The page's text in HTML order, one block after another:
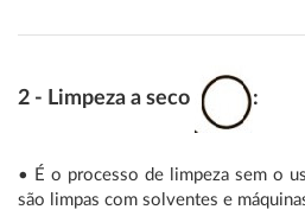
2 - Limpeza a seco :
• É o processo de limpeza sem o
são limpas com solventes e